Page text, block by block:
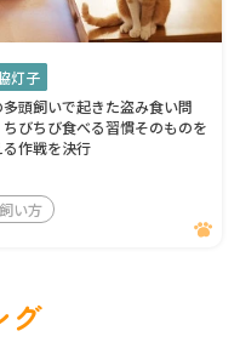
灯子
頭飼いで起きた盗み食い問
びちび食べる習慣そのものを
る作戦を決行
飼い方
グ